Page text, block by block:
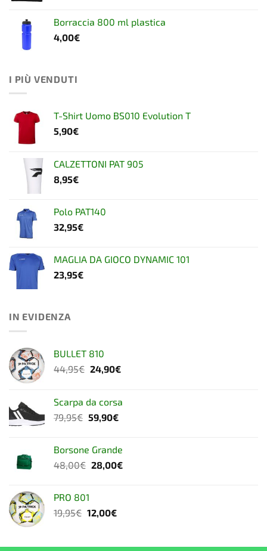
Borraccia 800 ml plastica
4,00€
I PIÙ VENDUTI
T-Shirt Uomo BS010 Evolution T
5,90€
CALZETTONI PAT 905
8,95€
Polo PAT140
32,95€
MAGLIA DA GIOCO DYNAMIC 101
23,95€
IN EVIDENZA
BULLET 810
44,95€ Il
era:
44,95€.
24,90€Il
è:
Scarpa da corsa
79,95€ Il
era:
79,95€.
59,90€Il
è:
59,90€.
Borsone Grande
48,00€ Il
48,00€.
28,00€Il
PRO 801
19,95€ Il
12,00€Il